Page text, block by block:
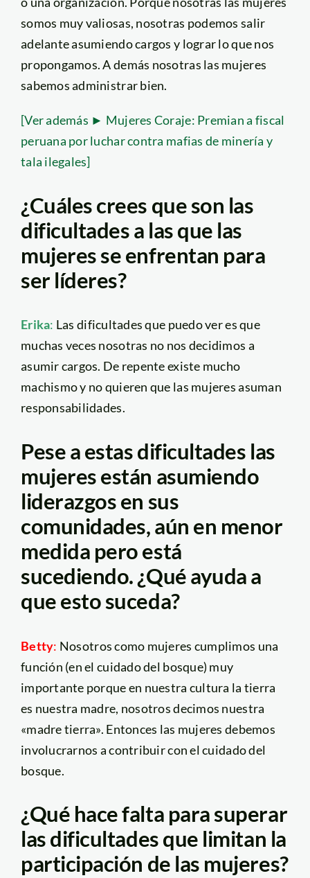
somos muy valiosas, nosotras podemos salir
adelante asumiendo cargos y lograr lo que nos
propongamos. A demás nosotras las mujeres
sabemos administrar bien.
[Ver además ► Mujeres Coraje: Premian a fiscal
peruana por luchar contra mafias de minería y
tala ilegales]
¿Cuáles crees que son las
dificultades a las que las
mujeres se enfrentan para
ser líderes?
Erika: Las dificultades que puedo ver es que
muchas veces nosotras no nos decidimos a
asumir cargos. De repente existe mucho
machismo y no quieren que las mujeres asuman
responsabilidades.
Pese a estas dificultades las
mujeres están asumiendo
liderazgos en sus
comunidades, aún en menor
medida pero está
sucediendo. ¿Qué ayuda a
que esto suceda?
Betty: Nosotros como mujeres cumplimos una
función (en el cuidado del bosque) muy
importante porque en nuestra cultura la tierra
es nuestra madre, nosotros decimos nuestra
«madre tierra». Entonces las mujeres debemos
involucrarnos a contribuir con el cuidado del
bosque.
¿Qué hace falta para superar
las dificultades que limitan la
participación de las mujeres?